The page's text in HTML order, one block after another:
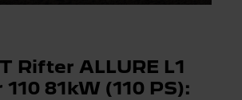
Rifter ALLURE L1
81kW (110 PS):